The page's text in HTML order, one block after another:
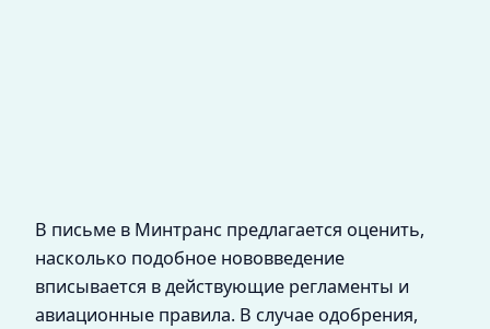
В письме в Минтранс предлагается оценить,
насколько подобное нововведение
вписывается в действующие регламенты и
авиационные правила. В случае одобрения,